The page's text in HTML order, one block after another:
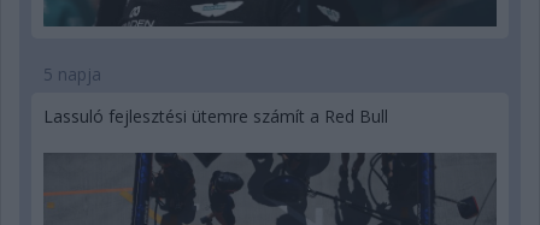
5 napja
Lassuló fejlesztési ütemre számít a Red Bull